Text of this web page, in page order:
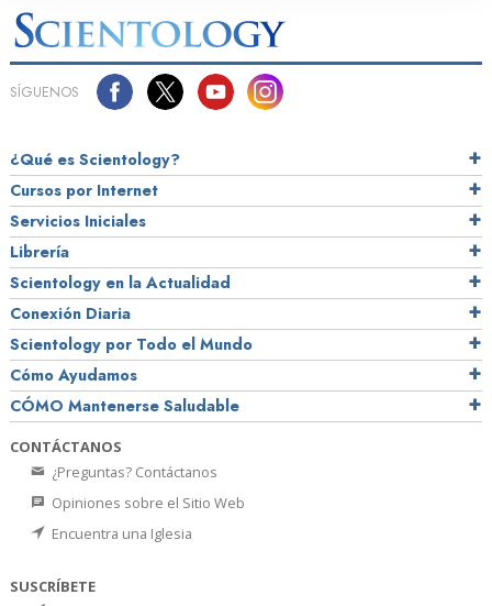
SÍGUENOS
¿Qué es Scientology?
Cursos por Internet
Servicios Iniciales
Librería
Scientology en la Actualidad
Conexión Diaria
Scientology por Todo el Mundo
Cómo Ayudamos
CÓMO Mantenerse Saludable
CONTÁCTANOS
¿Preguntas? Contáctanos
Opiniones sobre el Sitio Web
Encuentra una Iglesia
SUSCRÍBETE